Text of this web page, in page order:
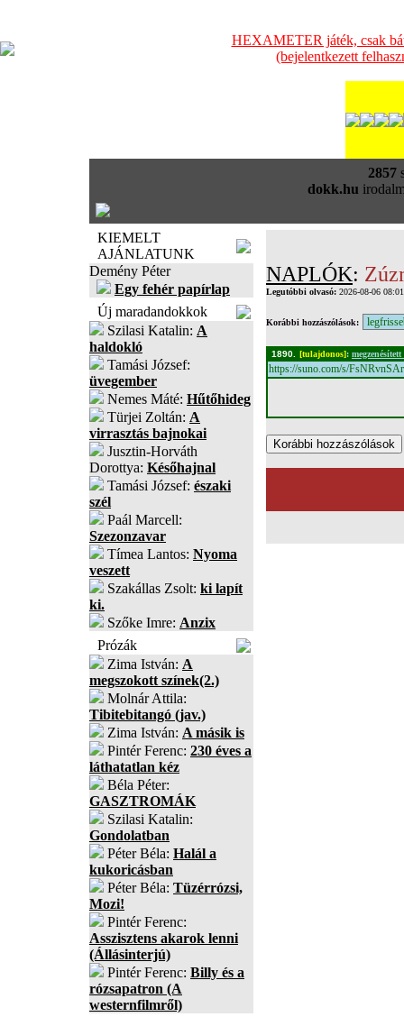
HEXAMETER játék, csak
(bejelentkezett
2857
dokk.hu
KIEMELT
AJÁNLATUNK
Demény Péter
Egy fehér papírlap
Új maradandokkok
Szilasi Katalin: A
haldokló
Tamási József:
üvegember
Nemes Máté: Hűtőhideg
Türjei Zoltán: A
virrasztás bajnokai
Jusztin-Horváth
Dorottya: Későhajnal
Tamási József: északi
szél
Paál Marcell:
Szezonzavar
Tímea Lantos: Nyoma
veszett
Szakállas Zsolt: ki lapít
ki.
Szőke Imre: Anzix
Prózák
Zima István: A
megszokott színek(2.)
Molnár Attila:
Tibitebitangó (jav.)
Zima István: A másik is
Pintér Ferenc: 230 éves a
láthatatlan kéz
Béla Péter:
GASZTROMÁK
Szilasi Katalin:
Gondolatban
Péter Béla: Halál a
kukoricásban
Péter Béla: Tüzérrózsi,
Mozi!
Pintér Ferenc:
Asszisztens akarok lenni
(Állásinterjú)
Pintér Ferenc: Billy és a
rózsapatron (A
westernfilmről)
NAPLÓK:
Legutóbbi olvasó: 2026-08-06
Korábbi hozzászólások:
1890. [tulajdonos]: megzenésített
https://suno.com/s/